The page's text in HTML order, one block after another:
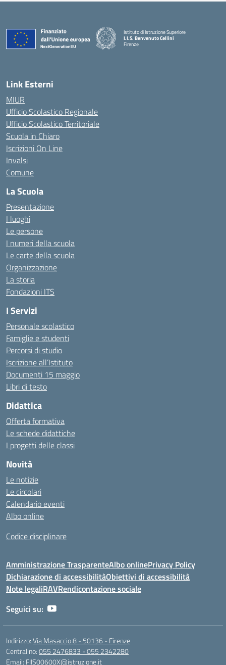
Istituto di Istruzione Superiore
I.I.S. Benvenuto Cellini
Firenze
Link Esterni
MIUR
Ufficio Scolastico Regionale
Ufficio Scolastico Territoriale
Scuola in Chiaro
Iscrizioni On Line
Invalsi
Comune
La Scuola
Presentazione
I luoghi
Le persone
I numeri della scuola
Le carte della scuola
Organizzazione
La storia
Fondazioni ITS
I Servizi
Personale scolastico
Famiglie e studenti
Percorsi di studio
Iscrizione all’Istituto
Documenti 15 maggio
Libri di testo
Didattica
Offerta formativa
Le schede didattiche
I progetti delle classi
Novità
Le notizie
Le circolari
Calendario eventi
Albo online
Codice disciplinare
Amministrazione TrasparenteAlbo onlinePrivacy Policy
Dichiarazione di accessibilitàObiettivi di accessibilità
Note legaliRAVRendicontazione sociale
Seguici su:
Indirizzo:Via Masaccio 8 - 50136 - Firenze
Centralino:055 2476833 - 055 2342280
Email: FIIS00600X@istruzione.it